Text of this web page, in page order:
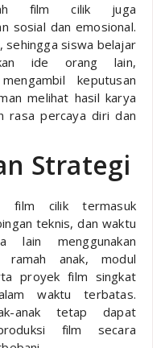
film cilik juga
sosial dan emosional.
sehingga siswa belajar
ide orang lain,
keputusan
melihat hasil karya
rasa percaya diri dan
Strategi
film cilik termasuk
teknis, dan waktu
lain menggunakan
ramah anak, modul
proyek film singkat
waktu terbatas.
anak tetap dapat
film secara